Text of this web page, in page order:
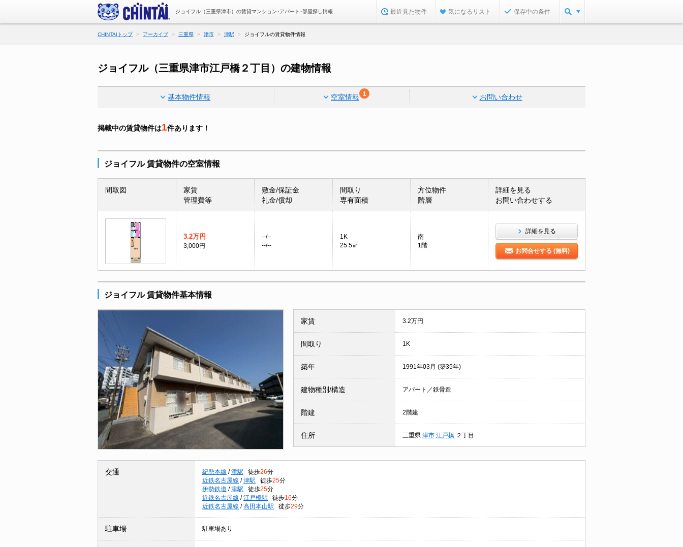
ジョイフル（三重県津市）の賃貸マンション･アパート･部屋探し情報 最近見た物件 気になるリスト 保存中の条件
CHINTAIトップ アーカイブ 三重県 津市 津駅 ジョイフルの賃貸物件情報
ジョイフル（三重県津市江戸橋２丁目）の建物情報
基本物件情報 空室情報 1 お問い合わせ
掲載中の賃貸物件は1件あります！
ジョイフル 賃貸物件の空室情報
間取図
家賃
管理費等
敷金/保証金
礼金/償却
間取り
専有面積
方位物件
階層
詳細を見る
お問い合わせする
3.2万円
3,000円
--/--
--/--
1K
25.5㎡
南
1階
詳細を見る
お問合せする (無料)
ジョイフル 賃貸物件基本情報
家賃 3.2万円
間取り 1K
築年 1991年03月 (築35年)
建物種別/構造 アパート／鉄骨造
階建 2階建
住所 三重県 津市 江戸橋 ２丁目
交通 紀勢本線 / 津駅 徒歩26分
近鉄名古屋線 / 津駅 徒歩25分
伊勢鉄道 / 津駅 徒歩25分
近鉄名古屋線 / 江戸橋駅 徒歩16分
近鉄名古屋線 / 高田本山駅 徒歩29分
駐車場 駐車場あり